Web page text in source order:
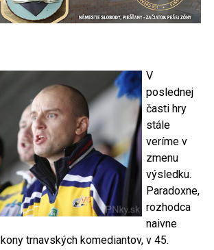
V
poslednej
časti hry
stále
veríme v
zmenu
výsledku.
Paradoxne,
rozhodca
naivne
trnavských komediantov, v 45.